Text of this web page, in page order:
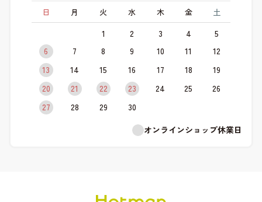
日
月 火 水 木 金 土
1 2 3 4
5
6
7 8 9 10 11
12
13
14 15 16 17 18
19
20
21 22 23 24 25
26
27
28 29
30
オンラインショップ休業日